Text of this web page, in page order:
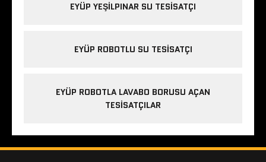
EYÜP YEŞILPINAR SU TESISATÇI
EYÜP ROBOTLU SU TESISATÇI
EYÜP ROBOTLA LAVABO BORUSU AÇAN
TESISATÇILAR